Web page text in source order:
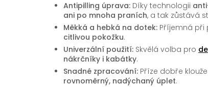
Antipilling úprava: Díky technologii
ani po mnoha praních, a tak zůstává
Měkká a hebká na dotek: Příjemná při
citlivou pokožku.
Univerzální použití: Skvělá volba pro
nákrčníky i kabátky.
Snadné zpracování: Příze dobře
rovnoměrný, nadýchaný úplet.